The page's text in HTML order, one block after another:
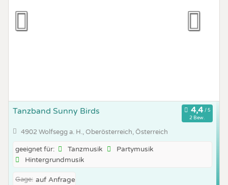
Tanzband Sunny Birds
2 Bew.
4902 Wolfsegg a. H., Oberösterreich, Österreich
geeignet für: Tanzmusik
Partymusik
Hintergrundmusik
Gage: auf Anfrage